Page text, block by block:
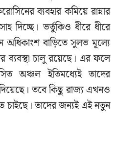
ব্যবহার কমিয়ে রান্নার
দিচ্ছে। ভর্তুকিও ধীরে ধীরে
অধিকাংশ বাড়িতে সুলভ মূল্যে
ব্যবস্থা চালু রয়েছে। এর ফলে
অঞ্চল ইতিমধ্যেই তাদের
তবে কিছু রাজ্য এখনও
চাইছে। তাদের জন্যই এই নতুন